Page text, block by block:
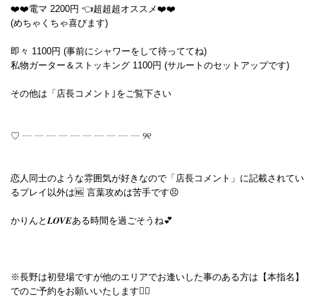
❤️❤️電マ 2200円 👈超超超オススメ❤️❤️
(めちゃくちゃ喜びます)
即々 1100円 (事前にシャワーをして待っててね)
私物ガーター＆ストッキング 1100円 (サルートのセットアップです)
その他は「店長コメント｣をご覧下さい
♡ ┈ ┈ ┈ ┈ ┈ ┈ ┈ ┈ ┈ ┈ ୨୧
恋人同士のような雰囲気が好きなので「店長コメント」に記載されてい
るプレイ以外は🆖 言葉攻めは苦手です😣
かりんと𝑳‌𝑶‌𝑽‌𝑬ある時間を過ごそうね💕
※長野は初登場ですが他のエリアでお逢いした事のある方は【本指名】
でのご予約をお願いいたします🙇‍♀️